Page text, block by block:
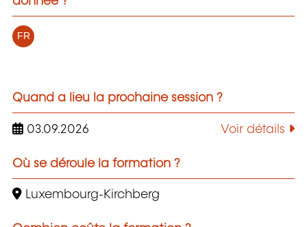
FR
Quand a lieu la prochaine session ?
03.09.2026 Voir détails
Où se déroule la formation ?
Luxembourg-Kirchberg